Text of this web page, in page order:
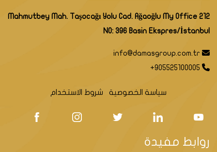
Mahmutbey Mah. Taşocağı Yolu Cad. Ağaoğlu My Office 212
NO: 396 Basin Ekspres/İstanbul
info@damasgroup.com.tr
+905525100005
سياسة الخصوصية شروط الاستخدام
روابط مفيدة